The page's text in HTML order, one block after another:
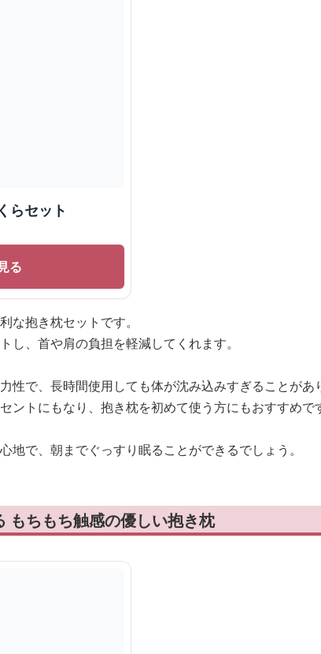
らセット
る
な抱き枕セットです。
し、首や肩の負担を軽減してくれます。
性で、長時間使用しても体が沈み込みすぎることがあ
ントにもなり、抱き枕を初めて使う方にもおすすめで
地で、朝までぐっすり眠ることができるでしょう。
もちもち触感の優しい抱き枕